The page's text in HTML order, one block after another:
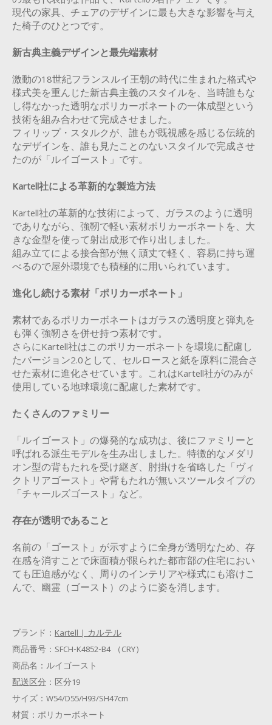
現代の家具、チェアのデザインに最も大きな影響を与え
た椅子のひとつです。
新古典主義デザインと最先端素材
激動の18世紀フランスルイ王朝の時代に生まれた格式や
様式美を重んじた新古典主義のスタイルを、当時誰もな
し得なかった透明なポリカーボネートの一体成型という
技術を組み合わせて完成させました。
フィリップ・スタルクが、誰もが既視感を感じる伝統的
なデザインを、誰も見たことのないスタイルで完成させ
たのが「ルイゴースト」です。
Kartell社による革新的な製造方法
Kartell社の革新的な技術によって、ガラスのように透明
でありながら、強靭で軽い素材ポリカーボネートを、大
きな金型を使って射出成形で作り出しました。
組み立てによる接合部が無く頑丈で軽く、容易に持ち運
べるので屋外環境でも積極的に用いられています。
進化し続ける素材「ポリカーボネート」
素材であるポリカーボネートはガラスの透明度と弾丸を
も弾く強靭さを併せ持つ素材です。
さらにKartell社はこのポリカーボネートを環境に配慮し
たバージョン2.0として、セルロースと紙を原料に混合さ
せた素材に進化させています。これはKartell社がのみが
使用している地球環境に配慮した素材です。
たくさんのファミリー
「ルイゴースト」の爆発的な成功は、後にファミリーと
呼ばれる派生モデルを生み出しました。特徴的なメダリ
オン型の背もたれを受け継ぎ、肘掛けを省略した「ヴィ
クトリアゴースト」や背もたれが無いスツールタイプの
「チャールズゴースト」など。
存在が透明であること
名前の「ゴースト」が示すように全身が透明なため、存
在感を消すことで床面積が限られた都市部の住宅におい
ても圧迫感がなく、周りのインテリアや様式にも溶けこ
んで、幽霊（ゴースト）のように姿を消します。
ブランド： Kartell | カルテル
商品番号： SFCH-K4852-B4 （CRY）
商品名： ルイゴースト
配送区分 ： 区分19
サイズ： W54/D55/H93/SH47cm
材質： ポリカーボネート